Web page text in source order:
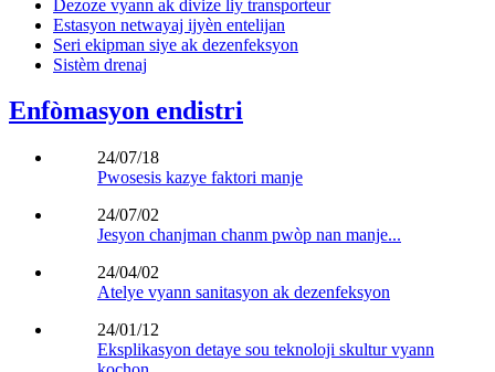
Dezoze vyann ak divize liy transporteur
Estasyon netwayaj ijyèn entelijan
Seri ekipman siye ak dezenfeksyon
Sistèm drenaj
Enfòmasyon endistri
24/07/18
Pwosesis kazye faktori manje
24/07/02
Jesyon chanjman chanm pwòp nan manje...
24/04/02
Atelye vyann sanitasyon ak dezenfeksyon
24/01/12
Eksplikasyon detaye sou teknoloji skultur vyann